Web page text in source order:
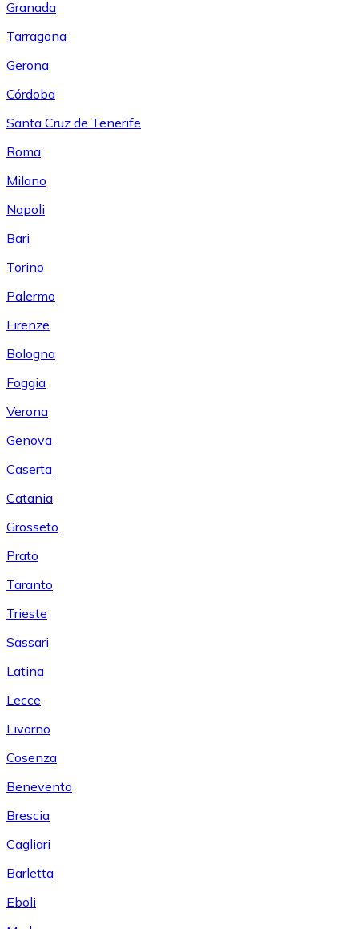
Granada
Tarragona
Gerona
Córdoba
Santa Cruz de Tenerife
Roma
Milano
Napoli
Bari
Torino
Palermo
Firenze
Bologna
Foggia
Verona
Genova
Caserta
Catania
Grosseto
Prato
Taranto
Trieste
Sassari
Latina
Lecce
Livorno
Cosenza
Benevento
Brescia
Cagliari
Barletta
Eboli